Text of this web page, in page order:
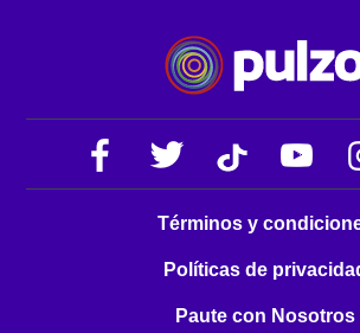
Términos y
Políticas de
Paute con Nosotros